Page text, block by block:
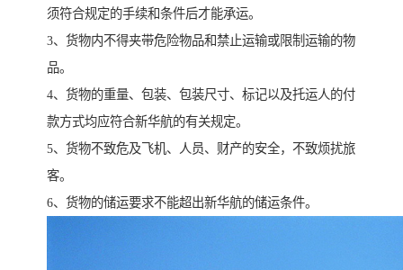
须符合规定的手续和条件后才能承运。
3、货物内不得夹带危险物品和禁止运输或限制运输的物
品。
4、货物的重量、包装、包装尺寸、标记以及托运人的付
款方式均应符合新华航的有关规定。
5、货物不致危及飞机、人员、财产的安全，不致烦扰旅
客。
6、货物的储运要求不能超出新华航的储运条件。